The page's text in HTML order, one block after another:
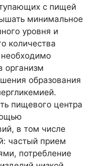
с пищей
минимальное
уровня и
количества
организм
образования
пищевого центра
в том числе
частый прием
потребление